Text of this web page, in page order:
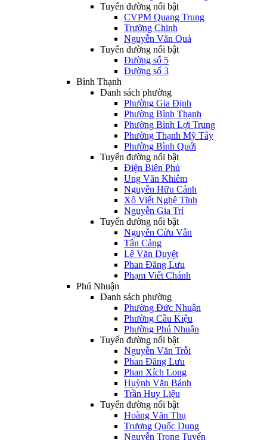
Tuyến đường nổi bật
CVPM Quang Trung
Trường Chinh
Nguyễn Văn Quá
Tuyến đường nổi bật
Đường số 5
Đường số 3
Bình Thạnh
Danh sách phường
Phường Gia Định
Phường Bình Thạnh
Phường Bình Lợi Trung
Phường Thạnh Mỹ Tây
Phường Bình Quới
Tuyến đường nổi bật
Điện Biên Phủ
Ung Văn Khiêm
Nguyễn Hữu Cảnh
Xô Viết Nghệ Tĩnh
Nguyễn Gia Trí
Tuyến đường nổi bật
Nguyễn Cửu Vân
Tân Cảng
Lê Văn Duyệt
Phan Đăng Lưu
Phạm Viết Chánh
Phú Nhuận
Danh sách phường
Phường Đức Nhuận
Phường Cầu Kiệu
Phường Phú Nhuận
Tuyến đường nổi bật
Nguyễn Văn Trỗi
Phan Đăng Lưu
Phan Xích Long
Huỳnh Văn Bánh
Trần Huy Liệu
Tuyến đường nổi bật
Hoàng Văn Thụ
Trương Quốc Dung
Nguyễn Trọng Tuyển